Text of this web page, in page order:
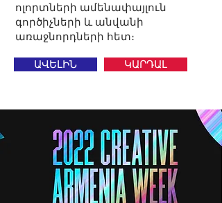
ոլորտների ամենափայլուն
գործիչների և անվանի
առաջնորդների հետ։
ԱՎԵԼԻՆ ԿԱՐԴԱԼ